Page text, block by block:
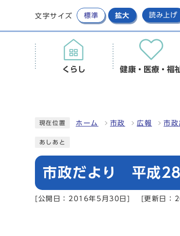
文字サイズ 標準 拡大 読み上げ
くらし 健康・医療・福
現在位置 ホーム 市政 広報 市政
あしあと
市政だより 平成
[公開日：2016年5月30日] [更新日：